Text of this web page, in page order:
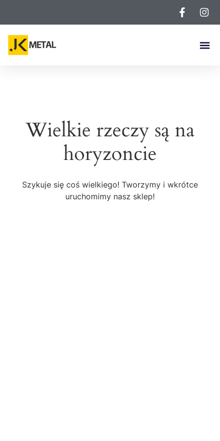
Wielkie rzeczy są na
horyzoncie
Szykuje się coś wielkiego! Tworzymy i wkrótce
uruchomimy nasz sklep!